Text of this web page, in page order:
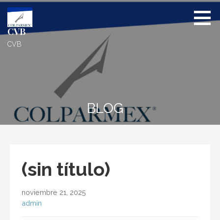
Saltar
contenido
CVB
CVB
BLOG
(sin título)
noviembre 21, 2025
admin